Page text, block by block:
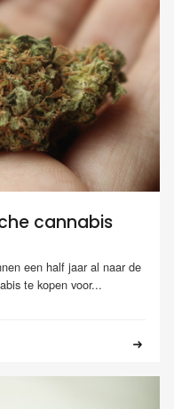
cannabis
een half jaar al naar de
te kopen voor...